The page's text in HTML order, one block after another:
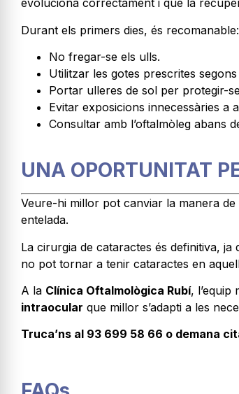
evoluciona correctament i que la
Durant els primers dies, és recomanable:
No fregar-se els ulls.
Utilitzar les gotes prescrites
Portar ulleres de sol per protegir-
Evitar exposicions innecessàries a
Consultar amb l’oftalmòleg abans
UNA OPORTUNITAT
Veure-hi millor pot canviar la manera
entelada.
La cirurgia de cataractes és definitiva,
no pot tornar a tenir cataractes en
A la Clínica Oftalmològica Rubí, l’equip
intraocular que millor s’adapti a les
Truca’ns al 93 699 58 66 o demana